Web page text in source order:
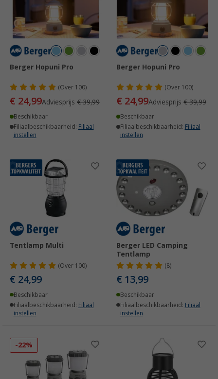
Berger Hopuni Pro
(Over100)
€ 24,99Adviesprijs € 39,99
Beschikbaar
Filiaalbeschikbaarheid: Filiaal
instellen
Berger Hopuni Pro
(Over100)
€ 24,99Adviesprijs € 39,99
Beschikbaar
Filiaalbeschikbaarheid: Filiaal
instellen
Tentlamp Multi
(Over100)
€ 24,99
Beschikbaar
Filiaalbeschikbaarheid: Filiaal
instellen
Berger LED Camping
Tentlamp
(8)
€ 13,99
Beschikbaar
Filiaalbeschikbaarheid: Filiaal
instellen
-22%